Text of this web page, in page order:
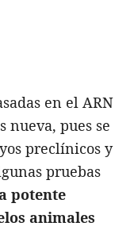
en el ARN
nueva, pues se
preclínicos y
pruebas
potente
animales